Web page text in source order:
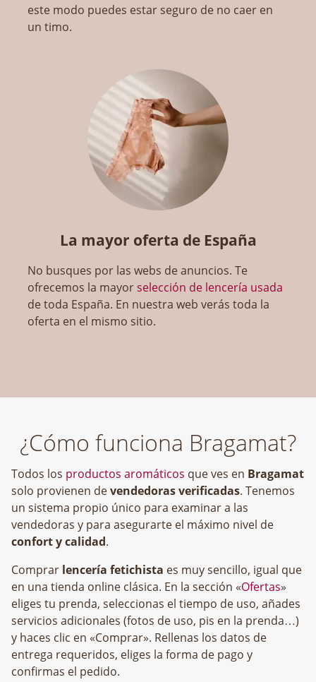
este modo puedes estar seguro de no caer en
un timo.
La mayor oferta de España
No busques por las webs de anuncios. Te
ofrecemos la mayorselección de lencería usada
de toda España. En nuestra web verás toda la
oferta en el mismo sitio.
¿Cómo funciona Bragamat?
Todos los productos aromáticos que ves en Bragamat
solo provienen devendedoras verificadas. Tenemos
un sistema propio único para examinar a las
vendedoras y para asegurarte el máximo nivel de
confort y calidad.
Comprar lencería fetichista es muy sencillo, igual que
en una tienda online clásica. En la sección «Ofertas»
eliges tu prenda, seleccionas el tiempo de uso, añades
servicios adicionales (fotos de uso, pis en la prenda…)
y haces clic en «Comprar». Rellenas los datos de
entrega requeridos, eliges la forma de pago y
confirmas el pedido.